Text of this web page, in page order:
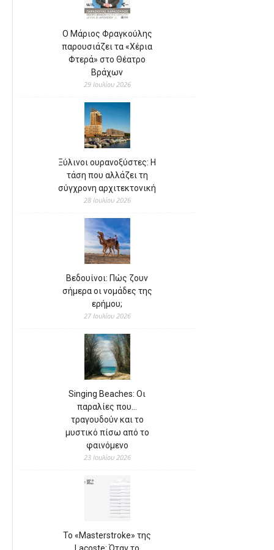
Ο Μάριος Φραγκούλης
παρουσιάζει τα «Χέρια
Φτερά» στο Θέατρο
Βράχων
29 Ιουλίου 2026
Ξύλινοι ουρανοξύστες: Η
τάση που αλλάζει τη
σύγχρονη αρχιτεκτονική
28 Ιουλίου 2026
Βεδουίνοι: Πώς ζουν
σήμερα οι νομάδες της
ερήμου;
27 Ιουλίου 2026
Singing Beaches: Οι
παραλίες που…
τραγουδούν και το
μυστικό πίσω από το
φαινόμενο
23 Ιουλίου 2026
Το «Masterstroke» της